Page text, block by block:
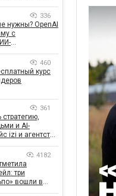
336
нужны? OpenAI
с
460
курс
361
и AI-
izi и агентства
4182
три
вошли в